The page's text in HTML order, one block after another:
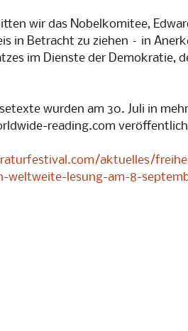
wir das Nobelkomitee,
in Betracht zu ziehen – in
im Dienste der Demokratie,
wurden am 30. Juli in
reading.com
aktuelles/
weltweite-lesung-am-8-